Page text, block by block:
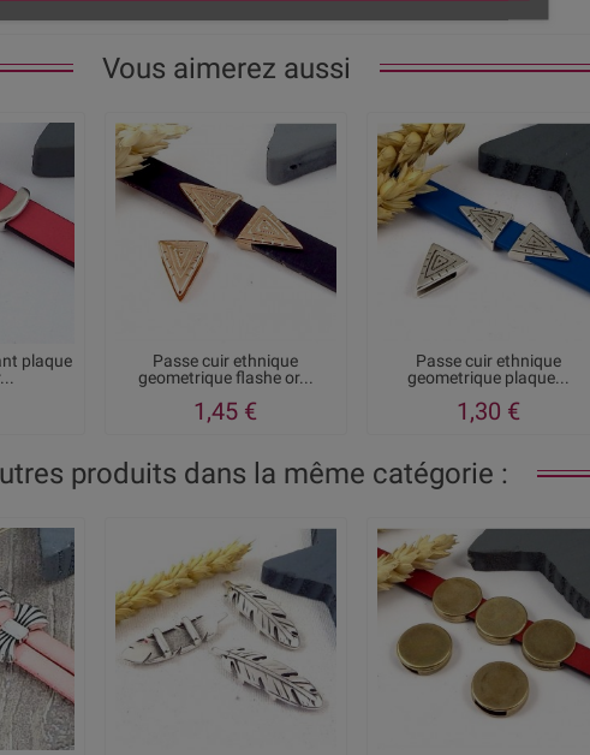
Vous aimerez aussi
plaque
Passe cuir ethnique
geometrique flashe or...
1,45 €
Passe cuir ethnique
geometrique plaque...
1,30 €
produits dans la même catégorie :